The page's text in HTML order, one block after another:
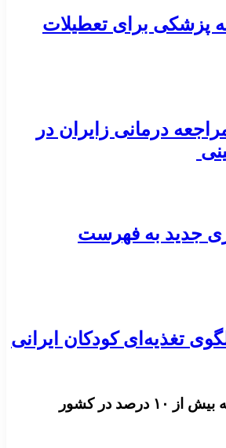
پزشکی برای تعطیلات
درمانی زایران در
۲۵ بیماری جدید به فهرست
تغذیه‌ای کودکان ایرانی
در کشور